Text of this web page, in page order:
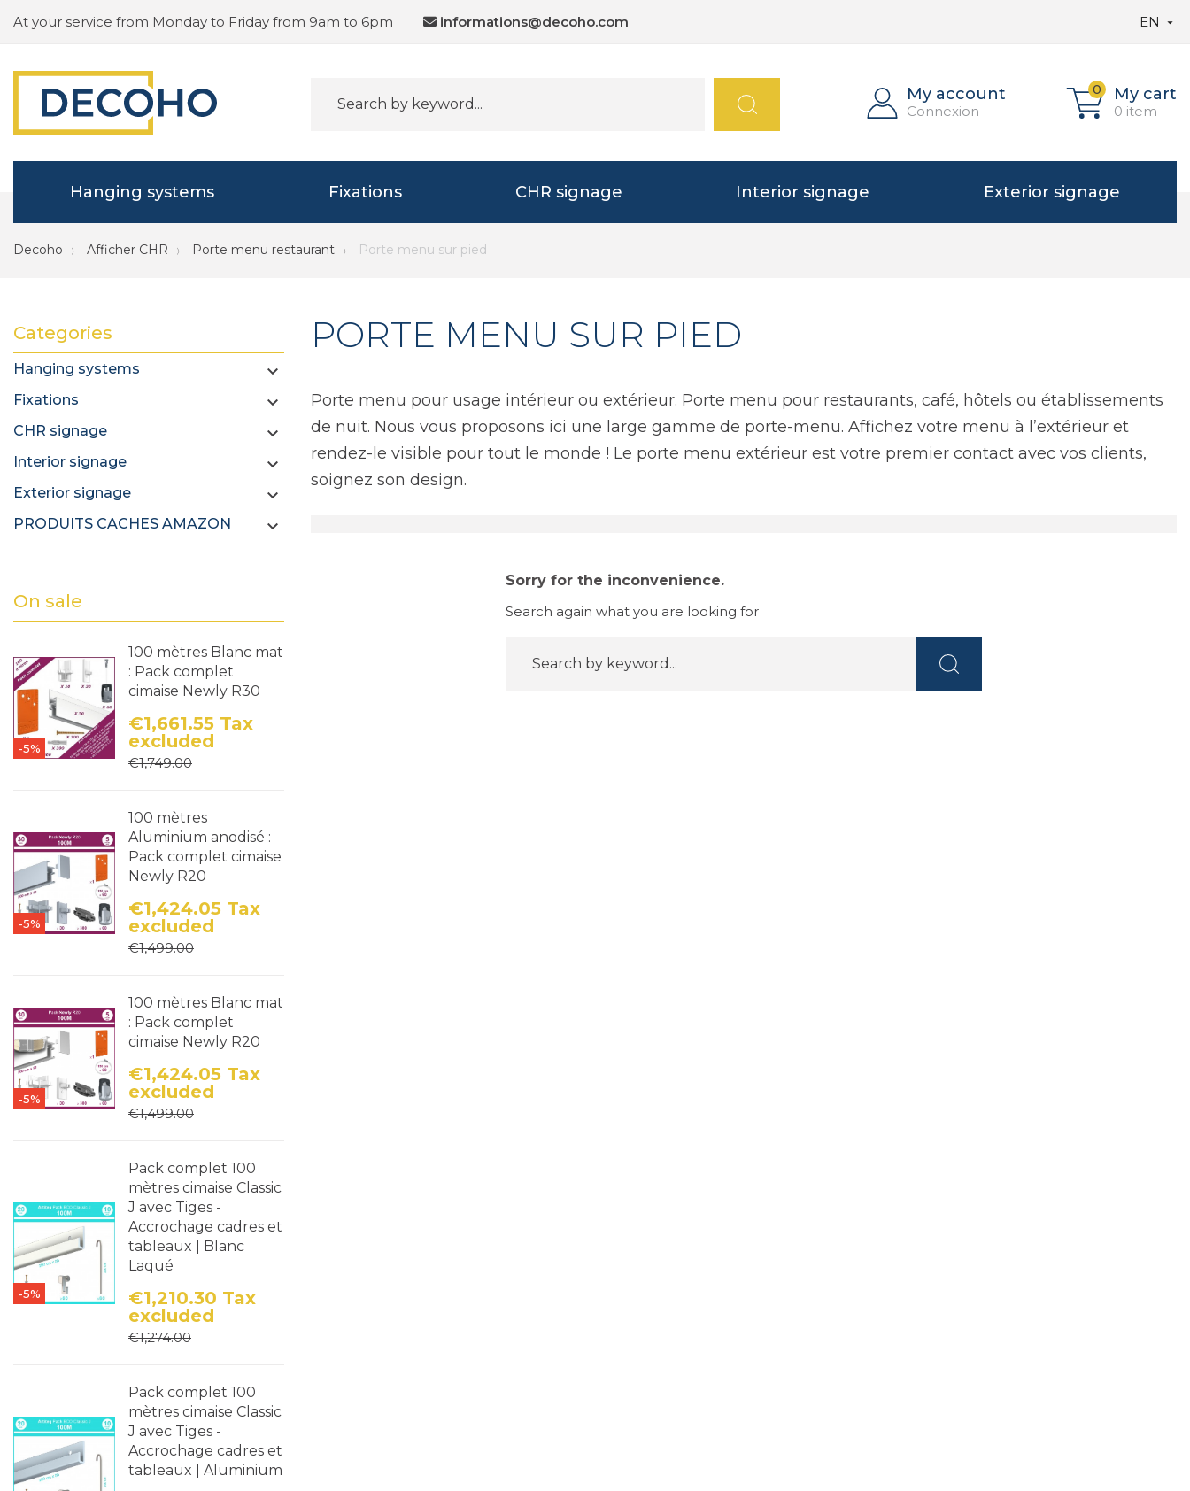
At your service from Monday to Friday from 9am to 6pm informations@decoho.com EN 
My account
Connexion
0 My cart
0 item
Hanging systems Fixations CHR signage Interior signage Exterior signage
Decoho Afficher CHR Porte menu restaurant Porte menu sur pied
Categories
Hanging systems 
Fixations 
CHR signage 
Interior signage 
Exterior signage 
PRODUITS CACHES AMAZON 
On sale
-5%
100 mètres Blanc mat
: Pack complet
cimaise Newly R30
Price
€1,661.55 Tax
excluded
Regular price
€1,749.00
-5%
100 mètres
Aluminium anodisé :
Pack complet cimaise
Newly R20
Price
€1,424.05 Tax
excluded
Regular price
€1,499.00
-5%
100 mètres Blanc mat
: Pack complet
cimaise Newly R20
Price
€1,424.05 Tax
excluded
Regular price
€1,499.00
-5%
Pack complet 100
mètres cimaise Classic
J avec Tiges -
Accrochage cadres et
tableaux | Blanc
Laqué
Price
€1,210.30 Tax
excluded
Regular price
€1,274.00
Pack complet 100
mètres cimaise Classic
J avec Tiges -
Accrochage cadres et
tableaux | Aluminium
PORTE MENU SUR PIED
Porte menu pour usage intérieur ou extérieur. Porte menu pour restaurants, café, hôtels ou établissements
de nuit. Nous vous proposons ici une large gamme de porte-menu. Affichez votre menu à l’extérieur et
rendez-le visible pour tout le monde ! Le porte menu extérieur est votre premier contact avec vos clients,
soignez son design.
Sorry for the inconvenience.
Search again what you are looking for